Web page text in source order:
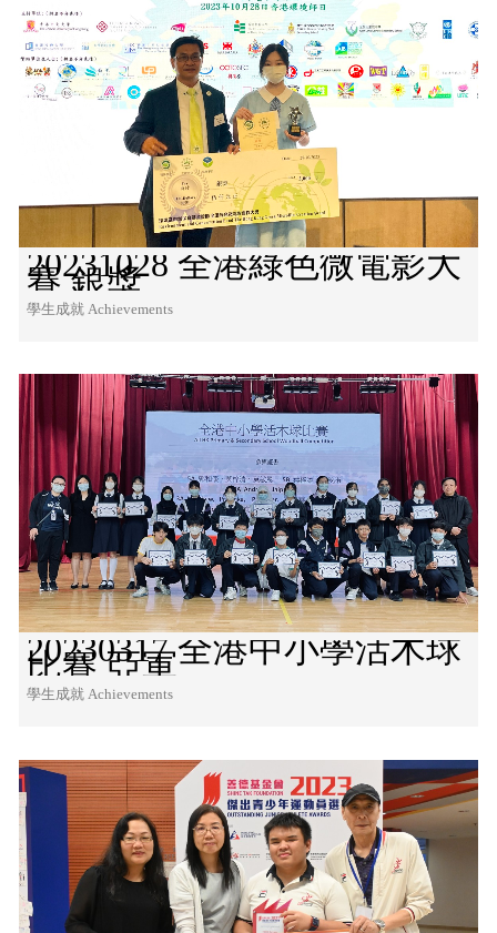
20231028 全港綠色微電影大
賽 銀獎
學生成就 Achievements
20230317 全港中小學活木球
比賽 亞軍
學生成就 Achievements